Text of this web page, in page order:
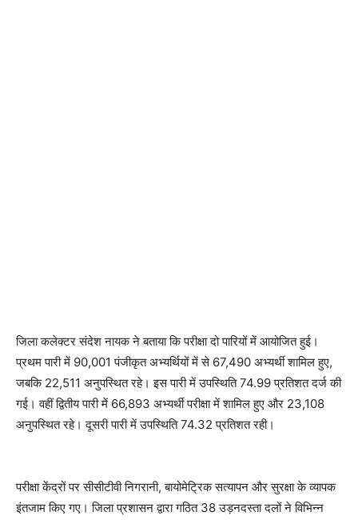
जिला कलेक्टर संदेश नायक ने बताया कि परीक्षा दो पारियों में आयोजित हुई।
प्रथम पारी में 90,001 पंजीकृत अभ्यर्थियों में से 67,490 अभ्यर्थी शामिल हुए,
जबकि 22,511 अनुपस्थित रहे। इस पारी में उपस्थिति 74.99 प्रतिशत दर्ज की
गई। वहीं द्वितीय पारी में 66,893 अभ्यर्थी परीक्षा में शामिल हुए और 23,108
अनुपस्थित रहे। दूसरी पारी में उपस्थिति 74.32 प्रतिशत रही।
परीक्षा केंद्रों पर सीसीटीवी निगरानी, बायोमेट्रिक सत्यापन और सुरक्षा के व्यापक
इंतजाम किए गए। जिला प्रशासन द्वारा गठित 38 उड़नदस्ता दलों ने विभिन्न